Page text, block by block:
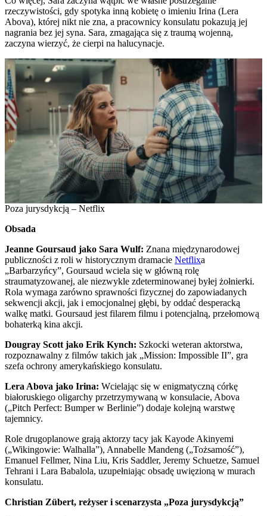
rzeczywistości, gdy spotyka inną kobietę o imieniu Irina (Lera
Abova), której nikt nie zna, a pracownicy konsulatu pokazują jej
nagrania bez jej syna. Sara, zmagająca się z traumą wojenną,
zaczyna wierzyć, że cierpi na halucynacje.
Poza jurysdykcją – Netflix
Obsada
Jeanne Goursaud jako Sara Wulf: Znana międzynarodowej
publiczności z roli w historycznym dramacie Netflixa
„Barbarzyńcy”, Goursaud wciela się w główną rolę
straumatyzowanej, ale niezwykle zdeterminowanej byłej żołnierki.
Rola wymaga zarówno sprawności fizycznej do zapowiadanych
sekwencji akcji, jak i emocjonalnej głębi, by oddać desperacką
walkę matki. Goursaud jest filarem filmu i potencjalną, przełomową
bohaterką kina akcji.
Dougray Scott jako Erik Kynch: Szkocki weteran aktorstwa,
rozpoznawalny z filmów takich jak „Mission: Impossible II”, gra
szefa ochrony amerykańskiego konsulatu.
Lera Abova jako Irina: Wcielając się w enigmatyczną córkę
białoruskiego oligarchy przetrzymywaną w konsulacie, Abova
(„Pitch Perfect: Bumper w Berlinie”) dodaje kolejną warstwę
tajemnicy.
Role drugoplanowe grają aktorzy tacy jak Kayode Akinyemi
(„Wikingowie: Walhalla”), Annabelle Mandeng („Tożsamość”),
Emanuel Fellmer, Nina Liu, Kris Saddler, Jeremy Schuetze, Samuel
Tehrani i Lara Babalola, uzupełniając obsadę uwięzioną w murach
konsulatu.
Christian Zübert, reżyser i scenarzysta „Poza jurysdykcją”